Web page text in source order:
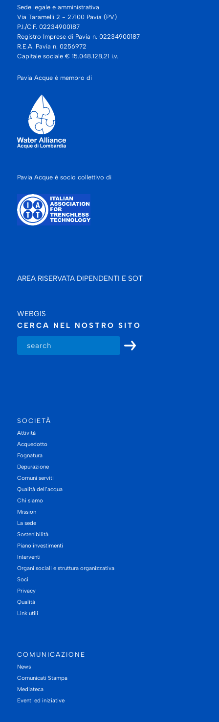
Sede legale e amministrativa
Via Taramelli 2 - 27100 Pavia (PV)
P.I./C.F. 02234900187
Registro Imprese di Pavia n. 02234900187
R.E.A. Pavia n. 0256972
Capitale sociale € 15.048.128,21 i.v.
Pavia Acque è membro di
Pavia Acque è socio collettivo di
AREA RISERVATA DIPENDENTI E SOT
WEBGIS
CERCA NEL NOSTRO SITO
SOCIETÀ
Attività
Acquedotto
Fognatura
Depurazione
Comuni serviti
Qualità dell’acqua
Chi siamo
Mission
La sede
Sostenibilità
Piano investimenti
Interventi
Organi sociali e struttura organizzativa
Soci
Privacy
Qualità
Link utili
COMUNICAZIONE
News
Comunicati Stampa
Mediateca
Eventi ed iniziative